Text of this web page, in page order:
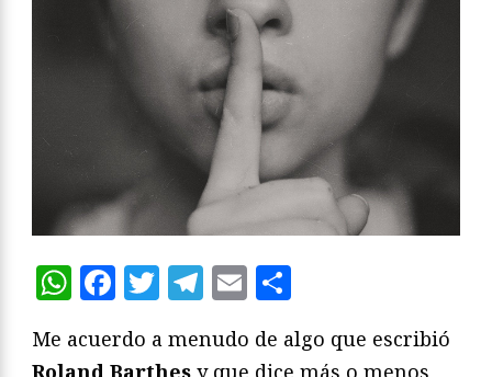
WhatsApp
Facebook
Twitter
Telegram
Email
Me acuerdo a menudo de algo que escribió
Roland Barthes y que dice más o menos